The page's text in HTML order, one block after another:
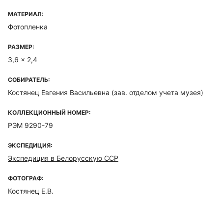
МАТЕРИАЛ:
Фотопленка
РАЗМЕР:
3,6 x 2,4
СОБИРАТЕЛЬ:
Костянец Евгения Васильевна (зав. отделом учета музея)
КОЛЛЕКЦИОННЫЙ НОМЕР:
РЭМ 9290-79
ЭКСПЕДИЦИЯ:
Экспедиция в Белорусскую ССР
ФОТОГРАФ:
Костянец Е.В.